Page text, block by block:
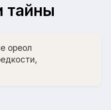
тайны
ореол